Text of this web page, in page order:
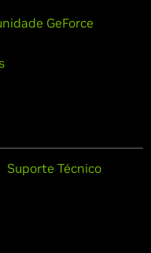
GeForce
Suporte Técnico